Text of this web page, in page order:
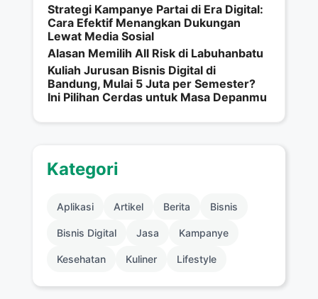
Strategi Kampanye Partai di Era Digital:
Cara Efektif Menangkan Dukungan
Lewat Media Sosial
Alasan Memilih All Risk di Labuhanbatu
Kuliah Jurusan Bisnis Digital di
Bandung, Mulai 5 Juta per Semester?
Ini Pilihan Cerdas untuk Masa Depanmu
Kategori
Aplikasi Artikel Berita Bisnis
Bisnis Digital Jasa Kampanye
Kesehatan Kuliner Lifestyle